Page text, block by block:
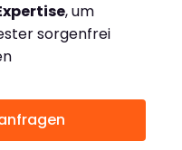
, um
sorgenfrei